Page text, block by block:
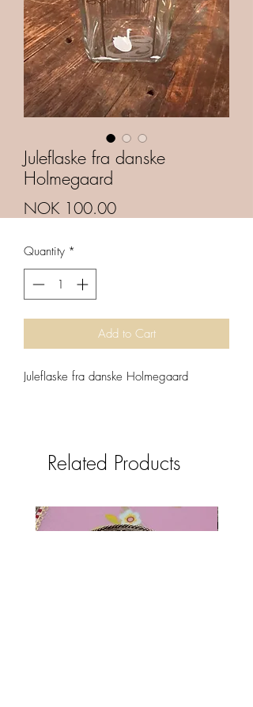
Juleflaske fra danske
Holmegaard
NOK 100.00Price
Quantity *
Add to Cart
Juleflaske fra danske Holmegaard
Related Products